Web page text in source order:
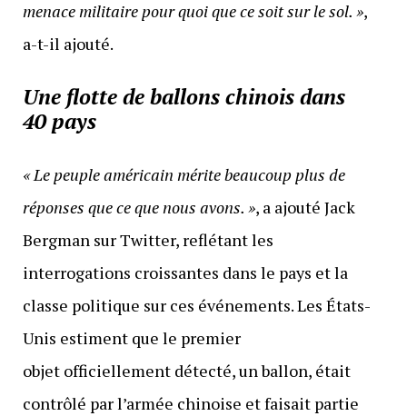
menace militaire pour quoi que ce soit sur le sol. »,
a-t-il ajouté.
Une flotte de ballons chinois dans
40 pays
« Le peuple américain mérite beaucoup plus de
réponses que ce que nous avons. », a ajouté Jack
Bergman sur Twitter, reflétant les
interrogations croissantes dans le pays et la
classe politique sur ces événements. Les États-
Unis estiment que le premier
objet officiellement détecté, un ballon, était
contrôlé par l’armée chinoise et faisait partie